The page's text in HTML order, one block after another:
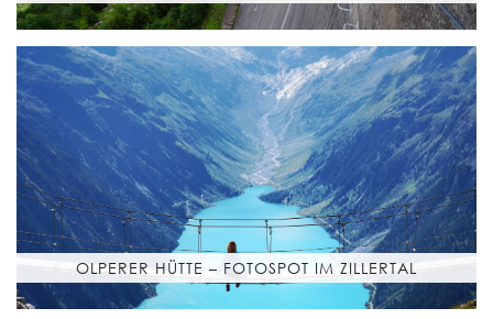
OLPERER HÜTTE – FOTOSPOT IM ZILLERTAL